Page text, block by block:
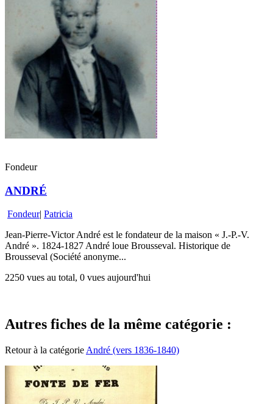
Fondeur
ANDRÉ
Fondeur| Patricia
Jean-Pierre-Victor André est le fondateur de la maison « J.-P.-V.
André ». 1824-1827 André loue Brousseval. Historique de
Brousseval (Société anonyme...
2250 vues au total, 0 vues aujourd'hui
Autres fiches de la même catégorie :
Retour à la catégorie André (vers 1836-1840)